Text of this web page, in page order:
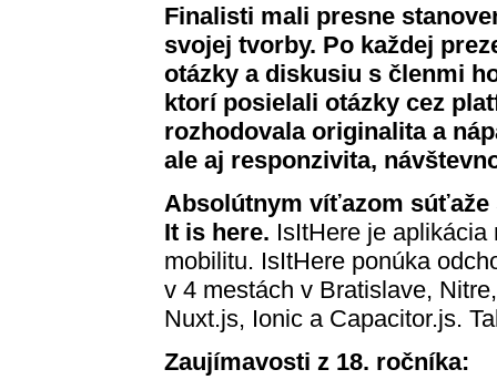
Finalisti mali presne
svojej tvorby. Po každej
otázky a diskusiu s členmi
ktorí posielali otázky cez
rozhodovala originalita a
ale aj responzivita,
Absolútnym víťazom
It is here. IsItHere je
mobilitu. IsItHere ponúka
v 4 mestách v Bratislave,
Nuxt.js, Ionic a Capacitor.js.
Zaujímavosti z 18. ročníka: